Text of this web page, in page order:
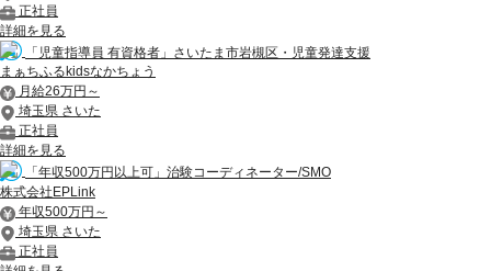
正社員
詳細を見る
「児童指導員 有資格者」さいたま市岩槻区・児童発達支援
まぁちふるkidsなかちょう
月給26万円～
埼玉県 さいた
正社員
詳細を見る
「年収500万円以上可」治験コーディネーター/SMO
株式会社EPLink
年収500万円～
埼玉県 さいた
正社員